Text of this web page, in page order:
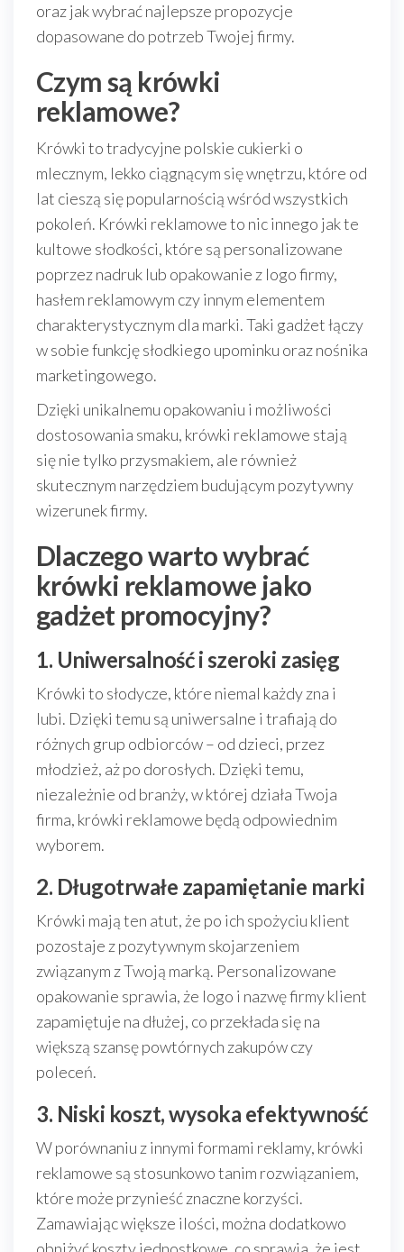
oraz jak wybrać najlepsze propozycje
dopasowane do potrzeb Twojej firmy.
Czym są krówki
reklamowe?
Krówki to tradycyjne polskie cukierki o
mlecznym, lekko ciągnącym się wnętrzu, które od
lat cieszą się popularnością wśród wszystkich
pokoleń. Krówki reklamowe to nic innego jak te
kultowe słodkości, które są personalizowane
poprzez nadruk lub opakowanie z logo firmy,
hasłem reklamowym czy innym elementem
charakterystycznym dla marki. Taki gadżet łączy
w sobie funkcję słodkiego upominku oraz nośnika
marketingowego.
Dzięki unikalnemu opakowaniu i możliwości
dostosowania smaku, krówki reklamowe stają
się nie tylko przysmakiem, ale również
skutecznym narzędziem budującym pozytywny
wizerunek firmy.
Dlaczego warto wybrać
krówki reklamowe jako
gadżet promocyjny?
1. Uniwersalność i szeroki zasięg
Krówki to słodycze, które niemal każdy zna i
lubi. Dzięki temu są uniwersalne i trafiają do
różnych grup odbiorców – od dzieci, przez
młodzież, aż po dorosłych. Dzięki temu,
niezależnie od branży, w której działa Twoja
firma, krówki reklamowe będą odpowiednim
wyborem.
2. Długotrwałe zapamiętanie marki
Krówki mają ten atut, że po ich spożyciu klient
pozostaje z pozytywnym skojarzeniem
związanym z Twoją marką. Personalizowane
opakowanie sprawia, że logo i nazwę firmy klient
zapamiętuje na dłużej, co przekłada się na
większą szansę powtórnych zakupów czy
poleceń.
3. Niski koszt, wysoka efektywność
W porównaniu z innymi formami reklamy, krówki
reklamowe są stosunkowo tanim rozwiązaniem,
które może przynieść znaczne korzyści.
Zamawiając większe ilości, można dodatkowo